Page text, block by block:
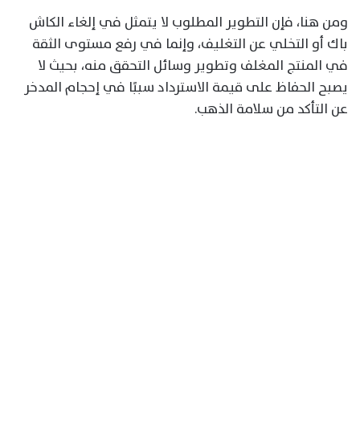
ومن هنا، فإن التطوير المطلوب لا يتمثل في إلغاء الكاش
باك أو التخلي عن التغليف، وإنما في رفع مستوى الثقة
في المنتج المغلف وتطوير وسائل التحقق منه، بحيث لا
يصبح الحفاظ على قيمة الاسترداد سببًا في إحجام المدخر
عن التأكد من سلامة الذهب.